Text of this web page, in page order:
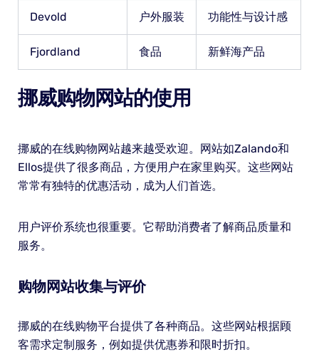
Devold 户外服装 功能性与设计感
Fjordland 食品 新鲜海产品
挪威购物网站的使用
挪威的在线购物网站越来越受欢迎。网站如Zalando和
Ellos提供了很多商品，方便用户在家里购买。这些网站
常常有独特的优惠活动，成为人们首选。
用户评价系统也很重要。它帮助消费者了解商品质量和
服务。
购物网站收集与评价
挪威的在线购物平台提供了各种商品。这些网站根据顾
客需求定制服务，例如提供优惠券和限时折扣。